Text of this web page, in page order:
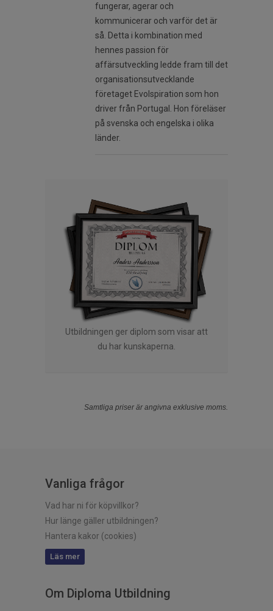
fungerar, agerar och
kommunicerar och varför det är
så. Detta i kombination med
hennes passion för
affärsutveckling ledde fram till det
organisationsutvecklande
företaget Evolspiration som hon
driver från Portugal. Hon föreläser
på svenska och engelska i olika
länder.
Utbildningen ger diplom som visar att
du har kunskaperna.
Samtliga priser är angivna exklusive moms.
Vanliga frågor
Vad har ni för köpvillkor?
Hur länge gäller utbildningen?
Hantera kakor (cookies)
Läs mer
Om Diploma Utbildning